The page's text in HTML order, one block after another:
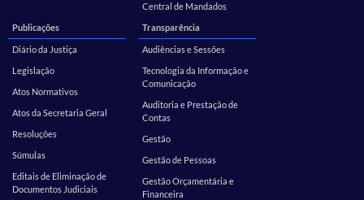
Central de Mandados
Publicações
Diário da Justiça
Legislação
Atos Normativos
Atos da Secretaria Geral
Resoluções
Súmulas
Editais de Eliminação de
Documentos Judiciais
Transparência
Audiências e Sessões
Tecnologia da Informação e
Comunicação
Auditoria e Prestação de
Contas
Gestão
Gestão de Pessoas
Gestão Orçamentária e
Financeira